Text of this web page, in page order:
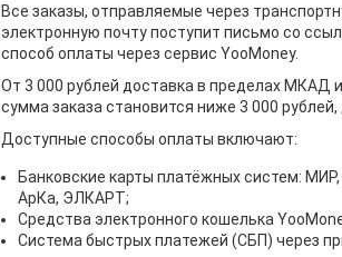
Все заказы, отправляемые через
электронную почту поступит письмо со
способ оплаты через сервис YooMoney.
От 3 000 рублей доставка в пределах МКАД
сумма заказа становится ниже 3 000
Доступные способы оплаты включают:
Банковские карты платёжных систем:
АрКа, ЭЛКАРТ;
Средства электронного кошелька
Система быстрых платежей (СБП) через